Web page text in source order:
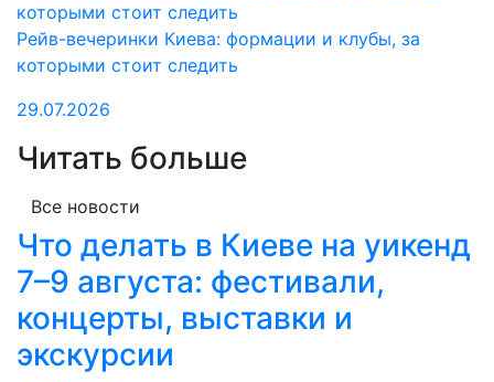
Рейв-вечеринки Киева: формации и клубы, за
которыми стоит следить
29.07.2026
Читать больше
Все новости
Что делать в Киеве на уикенд
7–9 августа: фестивали,
концерты, выставки и
экскурсии